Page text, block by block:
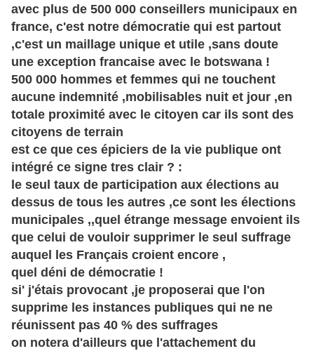
avec plus de 500 000 conseillers municipaux en
france, c'est notre démocratie qui est partout
,c'est un maillage unique et utile ,sans doute
une exception francaise avec le botswana !
500 000 hommes et femmes qui ne touchent
aucune indemnité ,mobilisables nuit et jour ,en
totale proximité avec le citoyen car ils sont des
citoyens de terrain
est ce que ces épiciers de la vie publique ont
intégré ce signe tres clair ? :
le seul taux de participation aux élections au
dessus de tous les autres ,ce sont les élections
municipales ,,quel étrange message envoient ils
que celui de vouloir supprimer le seul suffrage
auquel les Français croient encore ,
quel déni de démocratie !
si' j'étais provocant ,je proposerai que l'on
supprime les instances publiques qui ne ne
réunissent pas 40 % des suffrages
on notera d'ailleurs que l'attachement du